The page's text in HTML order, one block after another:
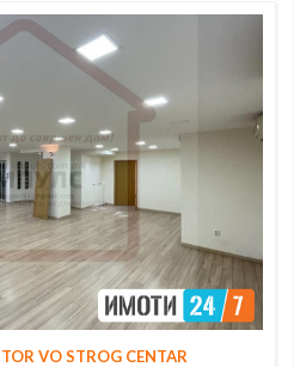
VO STROG CENTAR